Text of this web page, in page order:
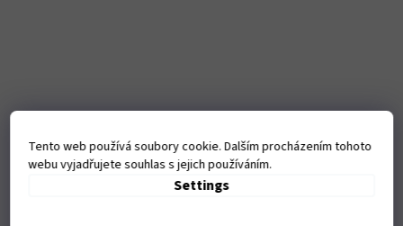
Tento web používá soubory cookie. Dalším procházením tohoto
webu vyjadřujete souhlas s jejich používáním.
Settings
Kamenná